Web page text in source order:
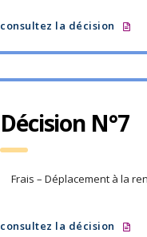
consultez la décision
Décision N°7
Frais – Déplacement à la
consultez la décision